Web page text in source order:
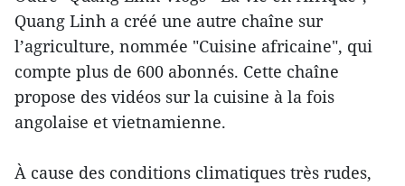
Quang Linh a créé une autre chaîne sur
l’agriculture, nommée "Cuisine africaine", qui
compte plus de 600 abonnés. Cette chaîne
propose des vidéos sur la cuisine à la fois
angolaise et vietnamienne.
À cause des conditions climatiques très rudes,